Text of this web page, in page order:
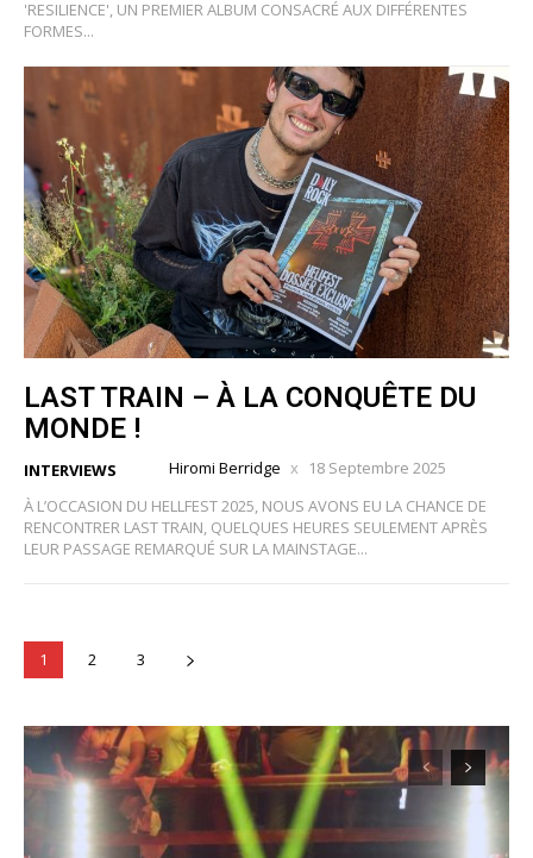
'RESILIENCE', UN PREMIER ALBUM CONSACRÉ AUX DIFFÉRENTES
FORMES...
LAST TRAIN – À LA CONQUÊTE DU
MONDE !
INTERVIEWS Hiromi Berridge
18 Septembre 2025
À L’OCCASION DU HELLFEST 2025, NOUS AVONS EU LA CHANCE DE
RENCONTRER LAST TRAIN, QUELQUES HEURES SEULEMENT APRÈS
LEUR PASSAGE REMARQUÉ SUR LA MAINSTAGE...
1 2 3